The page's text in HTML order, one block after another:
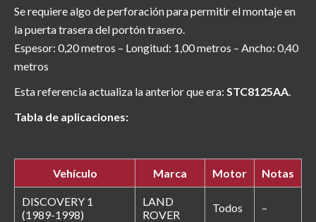
Se requiere algo de perforación para permitir el montaje en
la puerta trasera del portón trasero.
Espesor: 0,20 metros – Longitud: 1,00 metros – Ancho: 0,40
metros
Esta referencia actualiza la anterior que era: STC8125AA.
Tabla de aplicaciones:
Vehículo Marca Motor Notas
DISCOVERY 1
(1989-1998)
LAND
ROVER
Todos –